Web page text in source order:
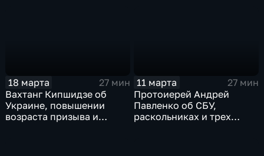
18 марта
27 мин
Вахтанг Кипшидзе об
Украине, повышении
возраста призыва и
11 марта
27 мин
Протоиерей Андрей
Павленко об СБУ,
раскольниках и трех